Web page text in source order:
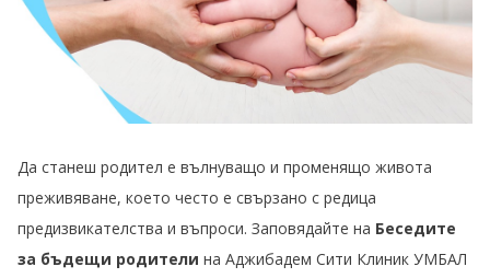
Да станеш родител е вълнуващо и променящо живота
преживяване, което често е свързано с редица
предизвикателства и въпроси. Заповядайте на Беседите
за бъдещи родители на Аджибадем Сити Клиник УМБАЛ